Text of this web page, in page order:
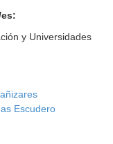
y Universidades
Escudero